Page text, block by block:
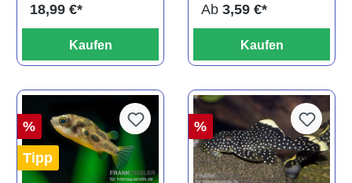
18,99 €*
Kaufen
Ab 3,59 €*
Kaufen
%
Tipp
%